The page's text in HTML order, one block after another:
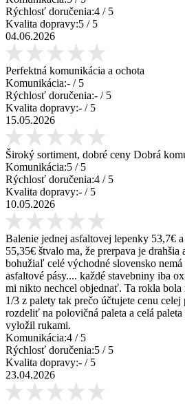
Rýchlosť doručenia:4 / 5
Kvalita dopravy:5 / 5
04.06.2026
Perfektná komunikácia a ochota
Komunikácia:- / 5
Rýchlosť doručenia:- / 5
Kvalita dopravy:- / 5
15.05.2026
Široký sortiment, dobré ceny Dobrá
Komunikácia:5 / 5
Rýchlosť doručenia:4 / 5
Kvalita dopravy:- / 5
10.05.2026
Balenie jednej asfaltovej lepenky 53,7€
55,35€ štvalo ma, že prerpava je
bohužiaľ celé východné slovensko
asfaltové pásy.... každé stavebniny iba
mi nikto nechcel objednať. Ta rokla bola
1/3 z palety tak prečo účtujete cenu
rozdeliť na polovičná paleta a celá paleta
vyložil rukami.
Komunikácia:4 / 5
Rýchlosť doručenia:5 / 5
Kvalita dopravy:- / 5
23.04.2026